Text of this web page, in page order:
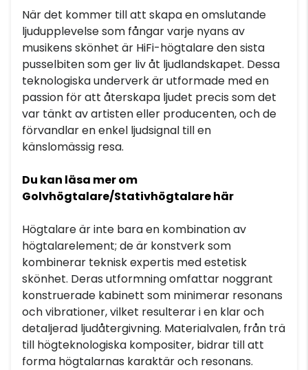
När det kommer till att skapa en omslutande
ljudupplevelse som fångar varje nyans av
musikens skönhet är HiFi-högtalare den sista
pusselbiten som ger liv åt ljudlandskapet. Dessa
teknologiska underverk är utformade med en
passion för att återskapa ljudet precis som det
var tänkt av artisten eller producenten, och de
förvandlar en enkel ljudsignal till en
känslomässig resa.
Du kan läsa mer om
Golvhögtalare/Stativhögtalare här
Högtalare är inte bara en kombination av
högtalarelement; de är konstverk som
kombinerar teknisk expertis med estetisk
skönhet. Deras utformning omfattar noggrant
konstruerade kabinett som minimerar resonans
och vibrationer, vilket resulterar i en klar och
detaljerad ljudåtergivning. Materialvalen, från trä
till högteknologiska kompositer, bidrar till att
forma högtalarnas karaktär och resonans.